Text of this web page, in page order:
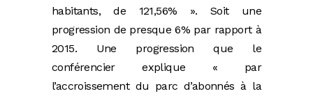
habitants, de 121,56% ». Soit une
progression de presque 6% par rapport à
2015. Une progression que le
conférencier explique « par
l’accroissement du parc d’abonnés à la